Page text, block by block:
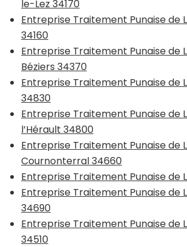
le-Lez 34170
Entreprise Traitement Punaise de
34160
Entreprise Traitement Punaise de
Béziers 34370
Entreprise Traitement Punaise de
34830
Entreprise Traitement Punaise de
l’Hérault 34800
Entreprise Traitement Punaise de
Cournonterral 34660
Entreprise Traitement Punaise de
Entreprise Traitement Punaise de
34690
Entreprise Traitement Punaise de
34510